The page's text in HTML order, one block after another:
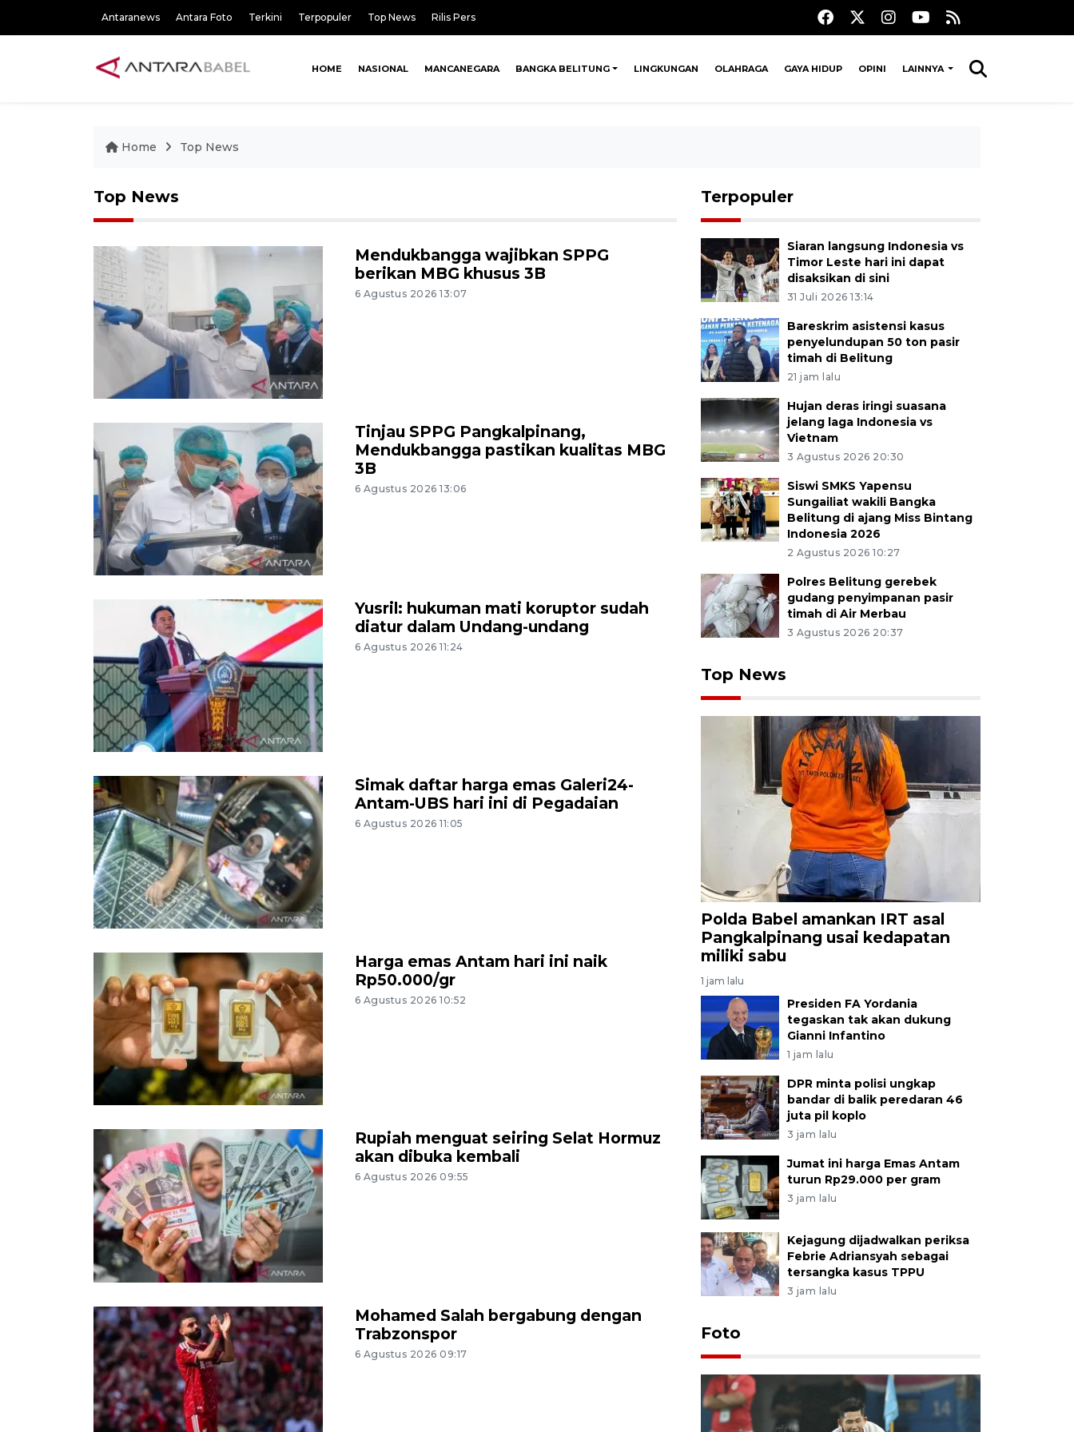
Antaranews Antara Foto Terkini Terpopuler Top News Rilis Pers
HOME NASIONAL MANCANEGARA BANGKA BELITUNG LINGKUNGAN OLAHRAGA GAYA HIDUP OPINI LAINNYA
Home Top News
Top News
Mendukbangga wajibkan SPPG
berikan MBG khusus 3B
6 Agustus 2026 13:07
Tinjau SPPG Pangkalpinang,
Mendukbangga pastikan kualitas MBG
3B
6 Agustus 2026 13:06
Yusril: hukuman mati koruptor sudah
diatur dalam Undang-undang
6 Agustus 2026 11:24
Simak daftar harga emas Galeri24-
Antam-UBS hari ini di Pegadaian
6 Agustus 2026 11:05
Harga emas Antam hari ini naik
Rp50.000/gr
6 Agustus 2026 10:52
Rupiah menguat seiring Selat Hormuz
akan dibuka kembali
6 Agustus 2026 09:55
Mohamed Salah bergabung dengan
Trabzonspor
6 Agustus 2026 09:17
Terpopuler
Siaran langsung Indonesia vs
Timor Leste hari ini dapat
disaksikan di sini
31 Juli 2026 13:14
Bareskrim asistensi kasus
penyelundupan 50 ton pasir
timah di Belitung
21 jam lalu
Hujan deras iringi suasana
jelang laga Indonesia vs
Vietnam
3 Agustus 2026 20:30
Siswi SMKS Yapensu
Sungailiat wakili Bangka
Belitung di ajang Miss Bintang
Indonesia 2026
2 Agustus 2026 10:27
Polres Belitung gerebek
gudang penyimpanan pasir
timah di Air Merbau
3 Agustus 2026 20:37
Top News
Polda Babel amankan IRT asal
Pangkalpinang usai kedapatan
miliki sabu
1 jam lalu
Presiden FA Yordania
tegaskan tak akan dukung
Gianni Infantino
1 jam lalu
DPR minta polisi ungkap
bandar di balik peredaran 46
juta pil koplo
3 jam lalu
Jumat ini harga Emas Antam
turun Rp29.000 per gram
3 jam lalu
Kejagung dijadwalkan periksa
Febrie Adriansyah sebagai
tersangka kasus TPPU
3 jam lalu
Foto